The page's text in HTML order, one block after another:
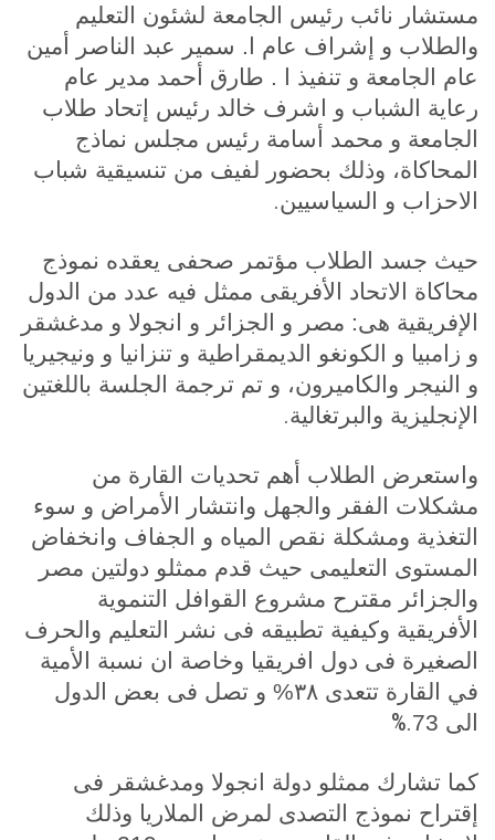
مستشار نائب رئيس الجامعة لشئون التعليم
والطلاب و إشراف عام ا. سمير عبد الناصر أمين
عام الجامعة و تنفيذ ا . طارق أحمد مدير عام
رعاية الشباب و اشرف خالد رئيس إتحاد طلاب
الجامعة و محمد أسامة رئيس مجلس نماذج
المحاكاة، وذلك بحضور لفيف من تنسيقية شباب
الاحزاب و السياسيين.
حيث جسد الطلاب مؤتمر صحفى يعقده نموذج
محاكاة الاتحاد الأفريقى ممثل فيه عدد من الدول
الإفريقية هى: مصر و الجزائر و انجولا و مدغشقر
و زامبيا و الكونغو الديمقراطية و تنزانيا و ونيجيريا
و النيجر والكاميرون، و تم ترجمة الجلسة باللغتين
الإنجليزية والبرتغالية.
واستعرض الطلاب أهم تحديات القارة من
مشكلات الفقر والجهل وانتشار الأمراض و سوء
التغذية ومشكلة نقص المياه و الجفاف وانخفاض
المستوى التعليمى حيث قدم ممثلو دولتين مصر
والجزائر مقترح مشروع القوافل التنموية
الأفريقية وكيفية تطبيقه فى نشر التعليم والحرف
الصغيرة فى دول افريقيا وخاصة ان نسبة الأمية
في القارة تتعدى ٣٨% و تصل فى بعض الدول
الى 73
%.
كما تشارك ممثلو دولة انجولا ومدغشقر فى
إقتراح نموذج التصدى لمرض الملاريا وذلك